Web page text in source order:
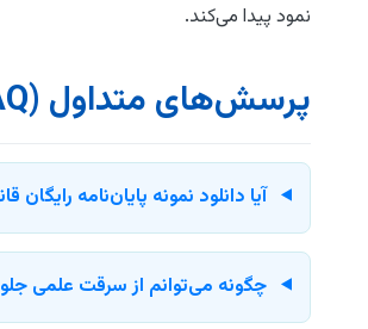
نمود پیدا می‌کند.
پرسش‌های متداول (FAQ)
آیا دانلود نمونه پایان‌نامه رایگان
چگونه می‌توانم از سرقت علمی